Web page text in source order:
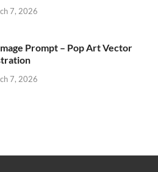
7, 2026
Prompt – Pop Art Vector
7, 2026